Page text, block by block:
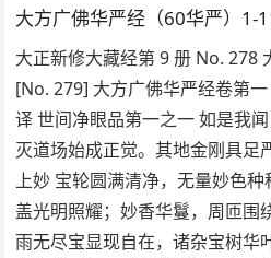
大方广佛华严经（60华严）1-
大正新修大藏经第 9 册 No. 278
[No. 279] 大方广佛华严经卷第
译 世间净眼品第一之一 如是我
灭道场始成正觉。其地金刚具足
上妙 宝轮圆满清净，无量妙色
盖光明照耀；妙香华鬘，周匝围
雨无尽宝显现自在，诸杂宝树华